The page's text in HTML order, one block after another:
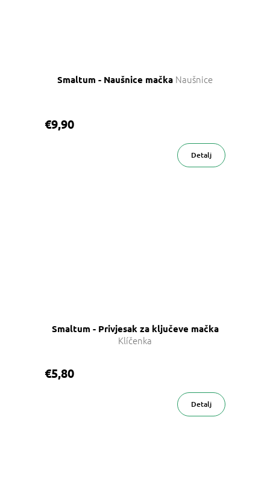
Smaltum - Naušnice mačka Naušnice
€9,90
Detalj
Smaltum - Privjesak za ključeve mačka
Klíčenka
€5,80
Detalj